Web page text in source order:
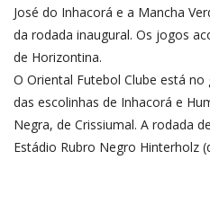
José do Inhacorá e a Mancha
da rodada inaugural. Os jogos
de Horizontina.
O Oriental Futebol Clube está
das escolinhas de Inhacorá e
Negra, de Crissiumal. A rodada
Estádio Rubro Negro Hinterholz